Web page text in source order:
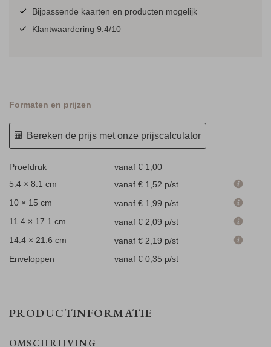
Bijpassende kaarten en producten mogelijk
Klantwaardering 9.4/10
Formaten en prijzen
Bereken de prijs met onze prijscalculator
Proefdruk
vanaf € 1,00
5.4 × 8.1 cm
vanaf € 1,52 p/st
10 × 15 cm
vanaf € 1,99 p/st
11.4 × 17.1 cm
vanaf € 2,09 p/st
14.4 × 21.6 cm
vanaf € 2,19 p/st
Enveloppen
vanaf € 0,35 p/st
PRODUCTINFORMATIE
OMSCHRIJVING